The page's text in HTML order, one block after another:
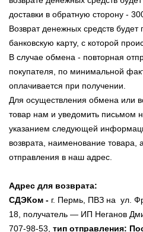
доставки в обратную сторону -
Возврат денежных средств
банковскую карту, с которой
В случае обмена - повторная
покупателя, по минимальной
оплачивается при получении.
Для осуществления обмена или
товар нам и уведомить письмом
указанием следующей
возврата, наименование товара,
отправления в наш адрес.
Адрес для возврата:
СДЭКом - г. Пермь, ПВЗ на ул.
18, получатель — ИП Неганов
707-98-53, тип отправления: